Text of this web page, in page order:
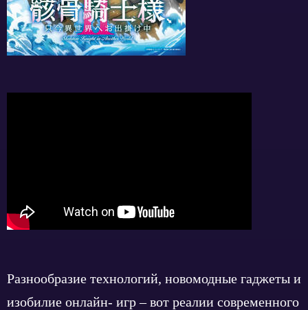
Разнообразие технологий, новомодные гаджеты и
изобилие онлайн- игр – вот реалии современного